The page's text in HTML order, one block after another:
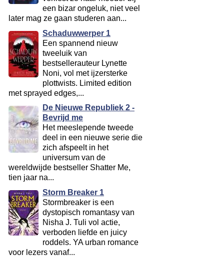
een bizar ongeluk, niet veel
later mag ze gaan studeren aan...
Schaduwwerper 1
Een spannend nieuw
tweeluik van
bestsellerauteur Lynette
Noni, vol met ijzersterke
plottwists. Limited edition
met sprayed edges,...
De Nieuwe Republiek 2 -
Bevrijd me
Het meeslepende tweede
deel in een nieuwe serie die
zich afspeelt in het
universum van de
wereldwijde bestseller Shatter Me,
tien jaar na...
Storm Breaker 1
Stormbreaker is een
dystopisch romantasy van
Nisha J. Tuli vol actie,
verboden liefde en juicy
roddels. YA urban romance
voor lezers vanaf...